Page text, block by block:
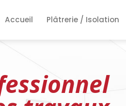
Accueil Plâtrerie / Isolation